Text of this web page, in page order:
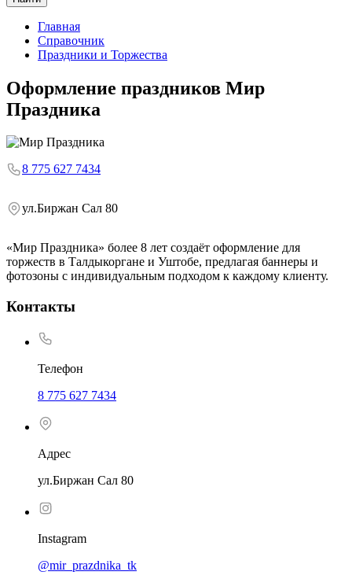
Главная
Справочник
Праздники и Торжества
Оформление праздников Мир
Праздника
8 775 627 7434
ул.Биржан Сал 80
«Мир Праздника» более 8 лет создаёт оформление для
торжеств в Талдыкоргане и Уштобе, предлагая баннеры и
фотозоны с индивидуальным подходом к каждому клиенту.
Контакты
Телефон
8 775 627 7434
Адрес
ул.Биржан Сал 80
Instagram
@mir_prazdnika_tk